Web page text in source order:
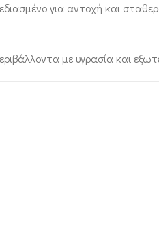
για αντοχή και
με υγρασία και